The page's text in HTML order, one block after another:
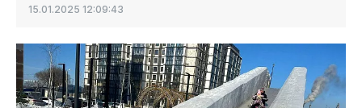
15.01.2025 12:09:43